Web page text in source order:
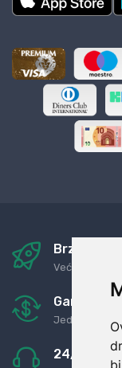
Brza i
Već za
Garancija
Jednostavno
24/7